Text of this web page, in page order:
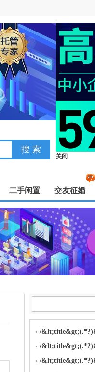
二手闲置 交友征婚
/
m/
m/
关闭